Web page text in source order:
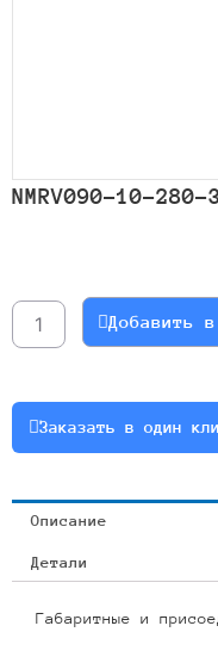
NMRV090-10-280-3
NMRV090-
10-
Добавить
Заказать в один
Описание
Детали
Габаритные и